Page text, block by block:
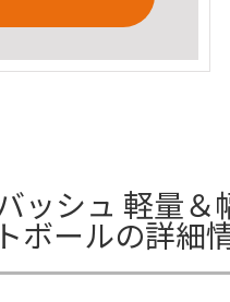
ッシュ 軽量
ボールの詳細